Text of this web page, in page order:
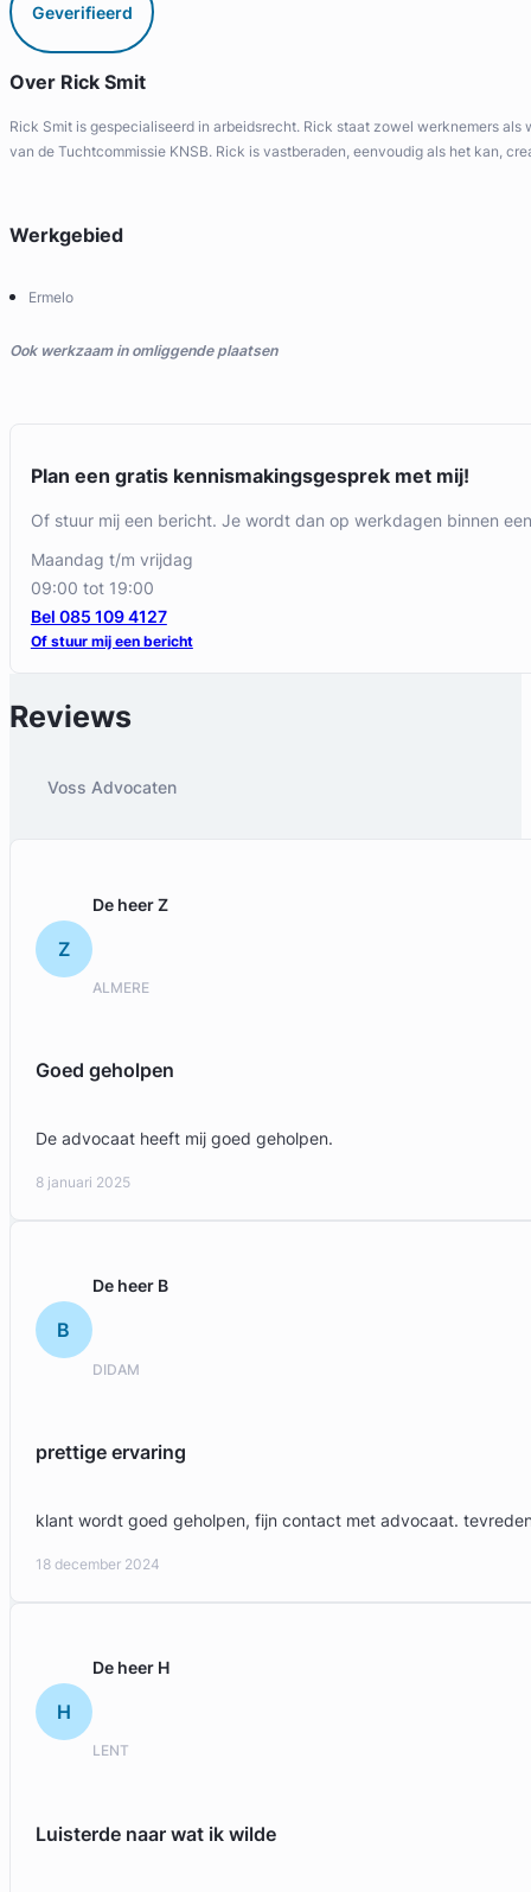
Geverifieerd
Over Rick Smit
Rick Smit is gespecialiseerd in arbeidsrecht. Rick staat zowel werknemers
van de Tuchtcommissie KNSB. Rick is vastberaden, eenvoudig als het kan,
Werkgebied
Ermelo
Ook werkzaam in omliggende plaatsen
Plan een gratis kennismakingsgesprek met mij!
Of stuur mij een bericht. Je wordt dan op werkdagen binnen
maandag t/m vrijdag
09:00 tot 19:00
Bel 085 109 4127
Of stuur mij een bericht
Reviews
Voss Advocaten
Z
De heer Z
ALMERE
Goed geholpen
De advocaat heeft mij goed geholpen.
8 januari 2025
B
De heer B
DIDAM
prettige ervaring
klant wordt goed geholpen, fijn contact met advocaat.
18 december 2024
H
De heer H
LENT
Luisterde naar wat ik wilde